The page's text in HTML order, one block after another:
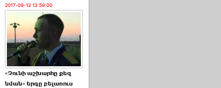
2017-09-12 13:59:00
«Չունի աշխարհը քեզ
նման» երգը բելառուս